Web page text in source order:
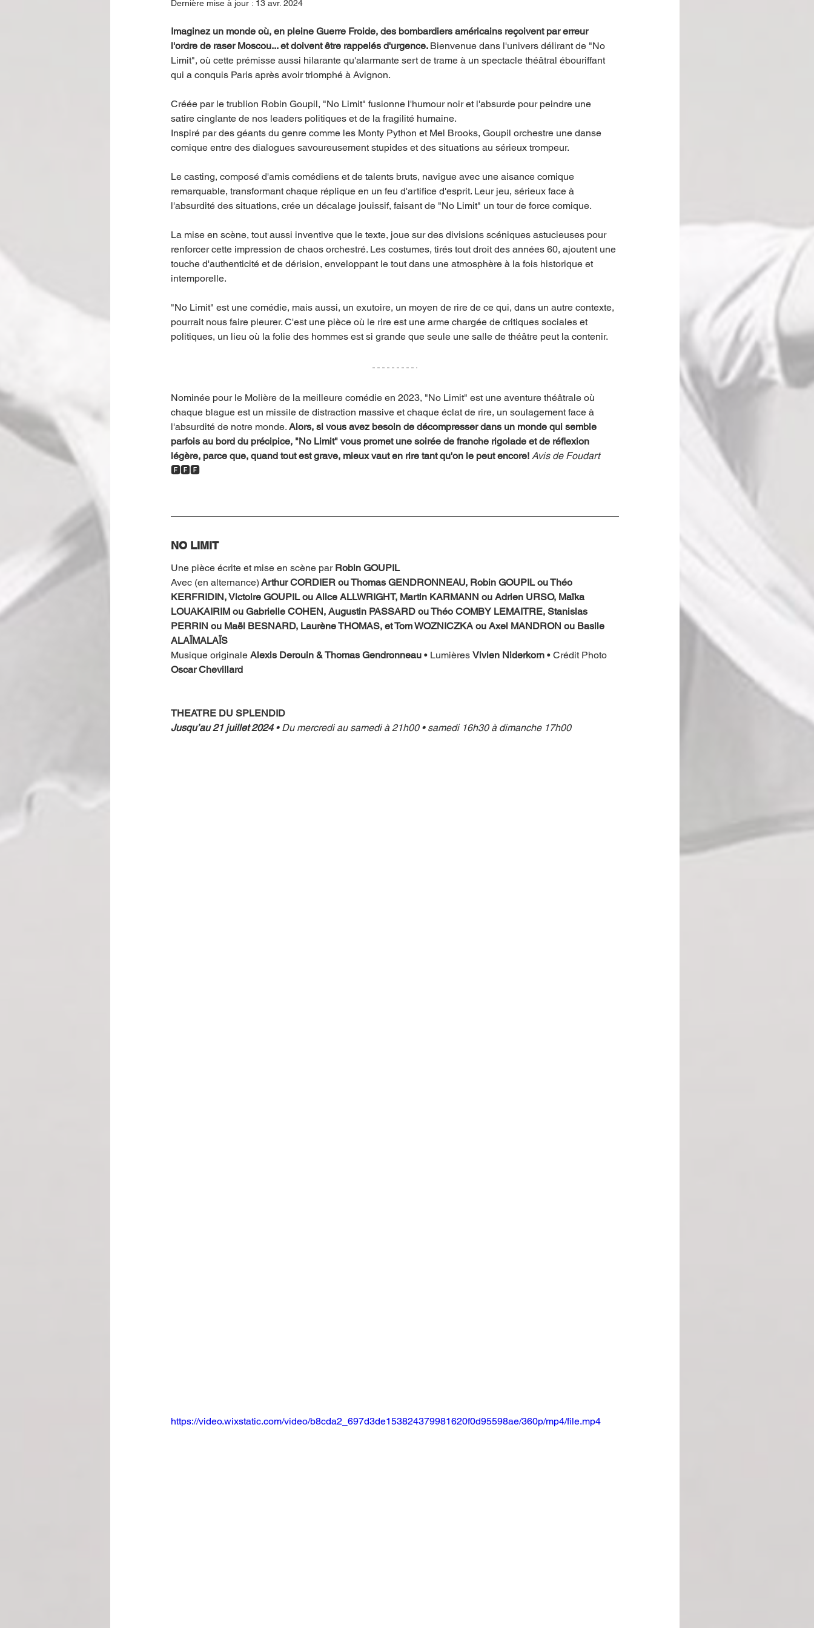
Dernière mise à jour : 13 avr. 2024
Imaginez un monde où, en pleine Guerre Froide, des bombardiers américains reçoivent par erreur
l'ordre de raser Moscou... et doivent être rappelés d'urgence. Bienvenue dans l'univers délirant de "No
Limit", où cette prémisse aussi hilarante qu'alarmante sert de trame à un spectacle théâtral ébouriffant
qui a conquis Paris après avoir triomphé à Avignon.
Créée par le trublion Robin Goupil, "No Limit" fusionne l'humour noir et l'absurde pour peindre une
satire cinglante de nos leaders politiques et de la fragilité humaine.
Inspiré par des géants du genre comme les Monty Python et Mel Brooks, Goupil orchestre une danse
comique entre des dialogues savoureusement stupides et des situations au sérieux trompeur.
Le casting, composé d'amis comédiens et de talents bruts, navigue avec une aisance comique
remarquable, transformant chaque réplique en un feu d'artifice d'esprit. Leur jeu, sérieux face à
l'absurdité des situations, crée un décalage jouissif, faisant de "No Limit" un tour de force comique.
La mise en scène, tout aussi inventive que le texte, joue sur des divisions scéniques astucieuses pour
renforcer cette impression de chaos orchestré. Les costumes, tirés tout droit des années 60, ajoutent une
touche d'authenticité et de dérision, enveloppant le tout dans une atmosphère à la fois historique et
intemporelle.
"No Limit" est une comédie, mais aussi, un exutoire, un moyen de rire de ce qui, dans un autre contexte,
pourrait nous faire pleurer. C'est une pièce où le rire est une arme chargée de critiques sociales et
politiques, un lieu où la folie des hommes est si grande que seule une salle de théâtre peut la contenir.
Nominée pour le Molière de la meilleure comédie en 2023, "No Limit" est une aventure théâtrale où
chaque blague est un missile de distraction massive et chaque éclat de rire, un soulagement face à
l'absurdité de notre monde. Alors, si vous avez besoin de décompresser dans un monde qui semble
parfois au bord du précipice, "No Limit" vous promet une soirée de franche rigolade et de réflexion
légère, parce que, quand tout est grave, mieux vaut en rire tant qu'on le peut encore! Avis de Foudart
🅵🅵🅵
NO LIMIT
Une pièce écrite et mise en scène par Robin GOUPIL
Avec (en alternance) Arthur CORDIER ou Thomas GENDRONNEAU, Robin GOUPIL ou Théo
KERFRIDIN, Victoire GOUPIL ou Alice ALLWRIGHT, Martin KARMANN ou Adrien URSO, Maïka
LOUAKAIRIM ou Gabrielle COHEN, Augustin PASSARD ou Théo COMBY LEMAITRE, Stanislas
PERRIN ou Maël BESNARD, Laurène THOMAS, et Tom WOZNICZKA ou Axel MANDRON ou Basile
ALAÏMALAÏS
Musique originale Alexis Derouin & Thomas Gendronneau • Lumières Vivien Niderkorn • Crédit Photo
Oscar Chevillard
THEATRE DU SPLENDID
Jusqu’au 21 juillet 2024 • Du mercredi au samedi à 21h00 • samedi 16h30 à dimanche 17h00
https://video.wixstatic.com/video/b8cda2_697d3de153824379981620f0d95598ae/360p/mp4/file.mp4